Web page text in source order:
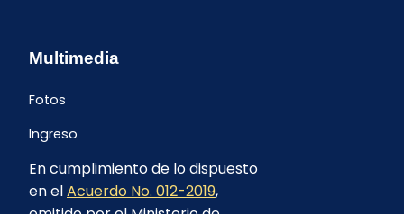
Multimedia
Fotos
Ingreso
En cumplimiento de lo dispuesto
en elAcuerdo No. 012-2019,